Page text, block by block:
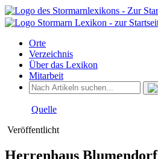
Orte
Verzeichnis
Über das Lexikon
Mitarbeit
Quelle
Veröffentlicht
Herrenhaus Blumendorf